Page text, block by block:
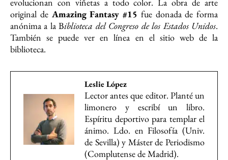
original de Amazing Fantasy #15 fue donada de forma
anónima a la Biblioteca del Congreso de los Estados Unidos.
También se puede ver en línea en el sitio web de la
biblioteca.
Leslie López
Lector antes que editor. Planté un
limonero y escribí un libro.
Espíritu deportivo para templar el
ánimo. Ldo. en Filosofía (Univ.
de Sevilla) y Máster de Periodismo
(Complutense de Madrid).